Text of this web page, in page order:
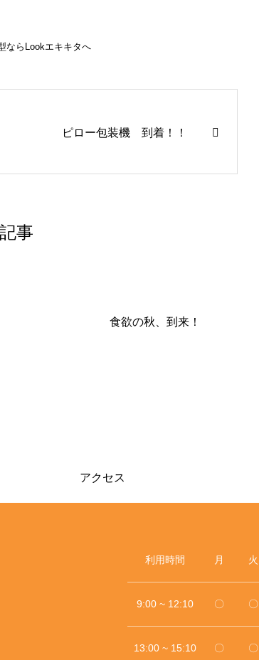
ならLookエキキタへ
ピロー包装機 到着！！
事
食欲の秋、到来！
アクセス
利用時間 月 火
9:00 ~ 12:10 〇 〇
13:00 ~ 15:10 〇 〇